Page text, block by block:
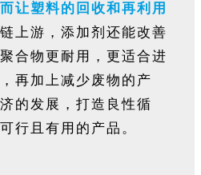
让塑料的回收和再利用
上游，添加剂还能改善
合物更耐用，更适合进
再加上减少废物的产
的发展，打造良性循
行且有用的产品。